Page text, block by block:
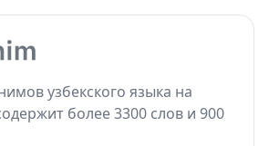
узбекского языка на
более 3300 слов и 900